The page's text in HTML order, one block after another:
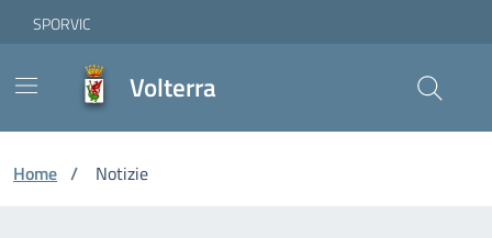
Skip to Main Content
Vai ai contenuti
Vai al footer
SPORVIC
Volterra
Home / Notizie